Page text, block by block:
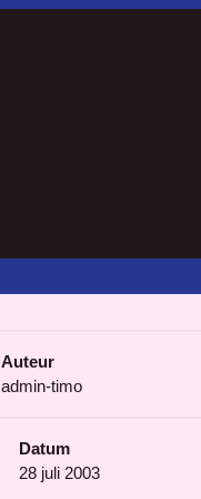
Auteur
admin-timo
Datum
28 juli 2003